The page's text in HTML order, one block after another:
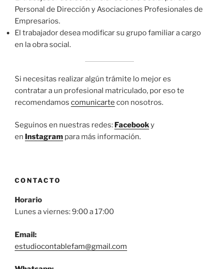
Personal de Dirección y Asociaciones Profesionales de
Empresarios.
El trabajador desea modificar su grupo familiar a cargo
en la obra social.
Si necesitas realizar algún trámite lo mejor es
contratar a un profesional matriculado, por eso te
recomendamos comunicarte con nosotros.
Seguinos en nuestras redes: Facebooky
en Instagram para más información.
CONTACTO
Horario
Lunes a viernes: 9:00 a 17:00
Email:
estudiocontablefam@gmail.com